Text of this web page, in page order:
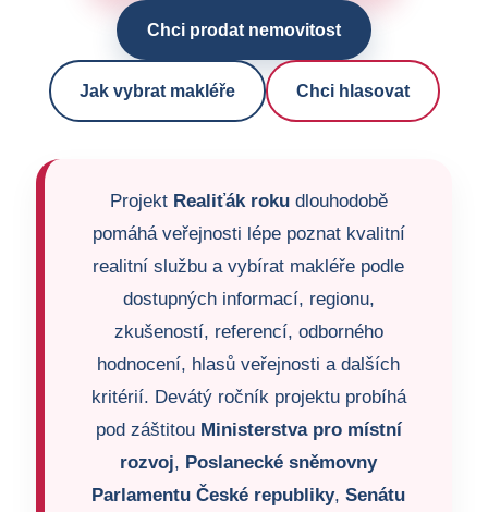
Chci prodat nemovitost
Jak vybrat makléře Chci hlasovat
Projekt Realiťák rokudlouhodobě
pomáhá veřejnosti lépe poznat kvalitní
realitní službu a vybírat makléře podle
dostupných informací, regionu,
zkušeností, referencí, odborného
hodnocení, hlasů veřejnosti a dalších
kritérií. Devátý ročník projektu probíhá
pod záštitou Ministerstva pro místní
rozvoj, Poslanecké sněmovny
Parlamentu České republiky, Senátu